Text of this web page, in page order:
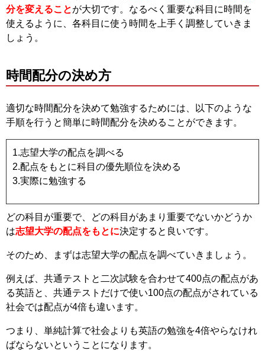
分を変えることが大切です。なるべく重要な科目に時間を
使えるように、各科目に使う時間を上手く調整していきま
しょう。
時間配分の決め方
適切な時間配分を決めて勉強するためには、以下のような
手順を行うと簡単に時間配分を決めることができます。
1.志望大学の配点を調べる
2.配点をもとに科目の優先順位を決める
3.実際に勉強する
どの科目が重要で、どの科目があまり重要でないかどうか
は志望大学の配点をもとに決定すると良いです。
そのため、まずは志望大学の配点を調べていきましょう。
例えば、共通テストと二次試験を合わせて400点の配点があ
る英語と、共通テストだけで使い100点の配点がされている
社会では配点が4倍も違います。
つまり、単純計算で社会よりも英語の勉強を4倍やらなけれ
ばならないということになります。